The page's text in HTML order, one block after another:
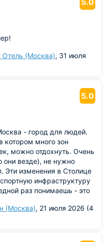
5.0
Отель (Москва), 31 июля
5.0
- город для людей.
котором много зон
можно отдохнуть. Очень
они везде), не нужно
Эти изменения в Столице
инфраструктуру
раз понимаешь - это
(Москва), 21 июля 2026 (4